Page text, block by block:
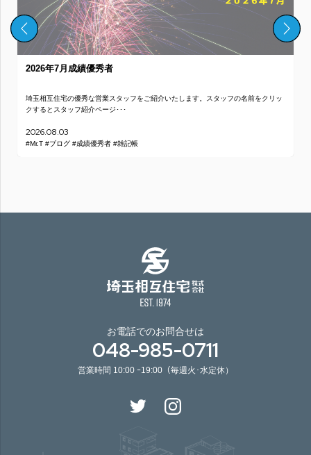
2026年7月成績優秀者
埼玉相互住宅の優秀な営業スタッフをご紹介いたします。スタッフの名前をクリッ
クするとスタッフ紹介ページ･･･
2026.08.03
#Mr.T #ブログ #成績優秀者 #雑記帳
お電話でのお問合せは
048-985-0711
営業時間 10:00 ｰ19:00（毎週火･水定休）